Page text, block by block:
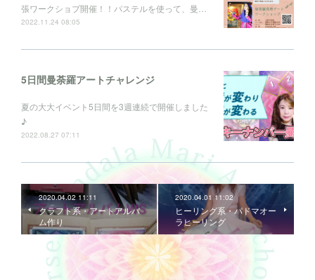
張ワークショプ開催！！パステルを使って、曼…
2022.11.24 08:05
5日間曼荼羅アートチャレンジ
夏の大大イベント5日間を3週連続で開催しました
♪
2022.08.27 07:11
2020.04.02 11:11
クラフト系・アートアルバ
ム作り
2020.04.01 11:02
ヒーリング系・パドマオー
ラヒーリング